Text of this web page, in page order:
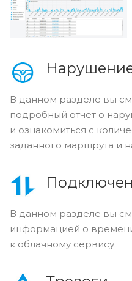
В данном разделе вы
подробный отчет о
и ознакомиться с
заданного маршрута и
В данном разделе вы
информацией о
к облачному сервису.